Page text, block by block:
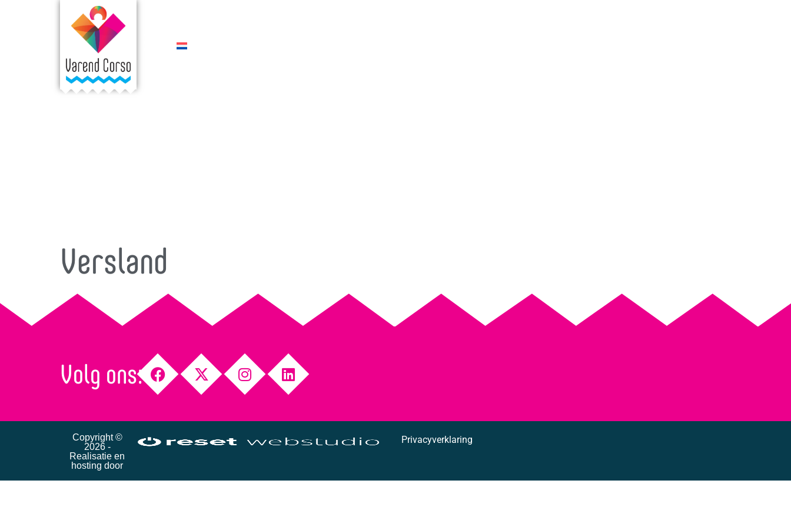
Versland
Volg ons:
Copyright ©
2026 -
Realisatie en
hosting door
Privacyverklaring